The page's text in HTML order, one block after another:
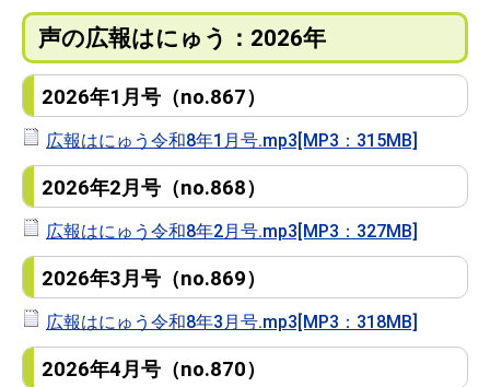
声の広報はにゅう：2026年
2026年1月号（no.867）
広報はにゅう令和8年1月号.mp3[MP3：315MB]
2026年2月号（no.868）
広報はにゅう令和8年2月号.mp3[MP3：327MB]
2026年3月号（no.869）
広報はにゅう令和8年3月号.mp3[MP3：318MB]
2026年4月号（no.870）